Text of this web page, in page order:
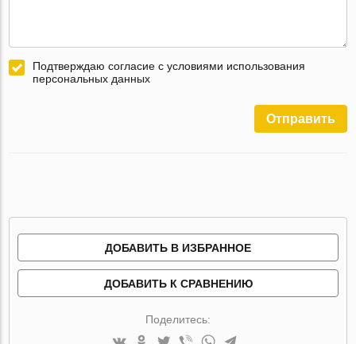
Подтверждаю согласие с условиями использования
персональных данных
Отправить
ДОБАВИТЬ В ИЗБРАННОЕ
ДОБАВИТЬ К СРАВНЕНИЮ
Поделитесь: